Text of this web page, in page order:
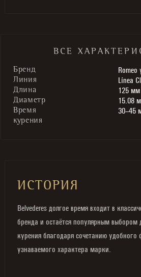
ВСЕ
Бренд Romeo
Линия Línea
Длина 125 мм
Диаметр 15.08
Время
курения
30–45
ИСТОРИЯ
Belvederes долгое время входит в
бренда и остаётся популярным выбором
курения благодаря сочетанию
узнаваемого характера марки.